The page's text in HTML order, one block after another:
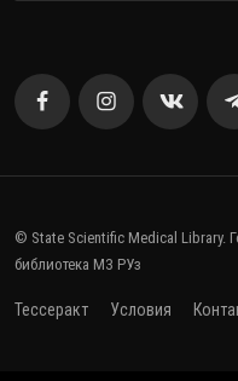
© State Scientific Medical Library.
библиотека МЗ РУз
Тессеракт Условия